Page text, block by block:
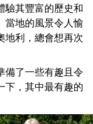
其豐富的歷史和
當地的風景令人愉
地利，總會想再次
備了一些有趣且令
下，其中最有趣的